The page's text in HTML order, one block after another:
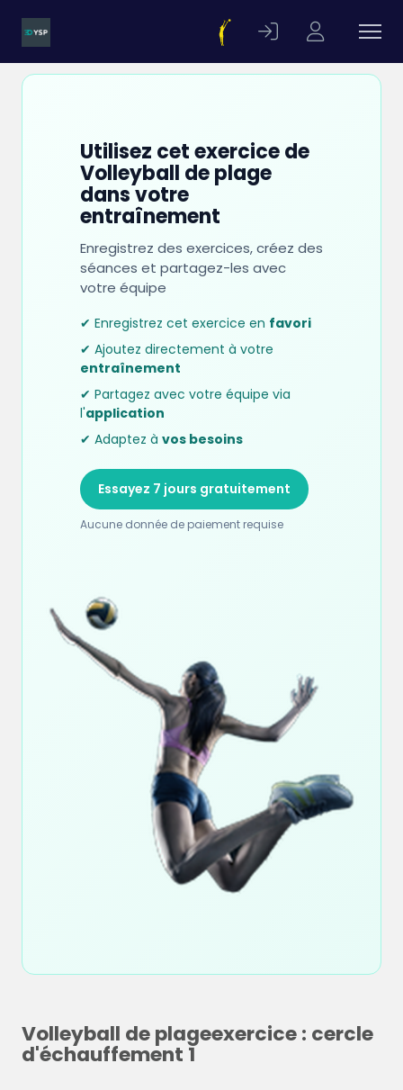
Utilisez cet exercice de
Volleyball de plage
dans votre
entraînement
Enregistrez des exercices, créez des
séances et partagez-les avec
votre équipe
✔ Enregistrez cet exercice en favori
✔ Ajoutez directement à votre
entraînement
✔ Partagez avec votre équipe via
l'application
✔ Adaptez à vos besoins
Essayez 7 jours gratuitement
Aucune donnée de paiement requise
Volleyball de plageexercice : cercle
d'échauffement 1